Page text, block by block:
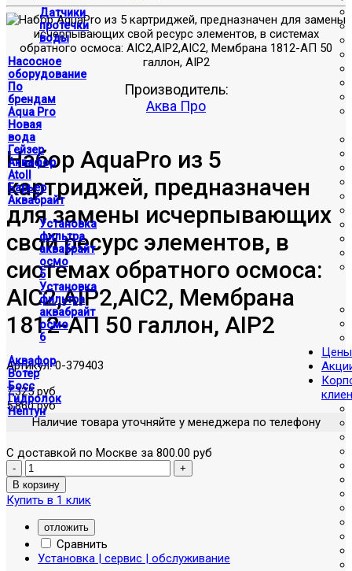
Датчики
протечки
воды
Насосное
оборудование
По
брендам
Aqua Pro
Новая
вода
Гейзер
Аквафор
Atoll
Барьер
Аквабрайт
Установка
фильтра
аквабрайт
осмо
5
Установка
фильтра
аквабрайт
осмо
6
Аквафор
Вотер
Босс
Гидролок
Нептун
Цены
Производитель:
Аква Про
Набор AquaPro из 5
картриджей, предназначен
для замены исчерпывающих
свой ресурс элементов, в
системах обратного осмоса:
AIC2,AIP2,AIC2, Мембрана
1812-АП 50 галлон, AIP2
Артикул:0-379403
7,325 руб
5,860 руб
Наличие товара уточняйте у менеджера по телефону
С доставкой по Москве за 800.00 руб
Купить в 1 клик
отложить
Сравнить
Установка | сервис | обслуживание